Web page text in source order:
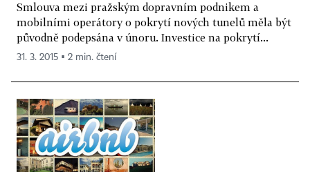
Smlouva mezi pražským dopravním podnikem a
mobilními operátory o pokrytí nových tunelů měla být
původně podepsána v únoru. Investice na pokrytí...
31. 3. 2015 ▪ 2 min. čtení